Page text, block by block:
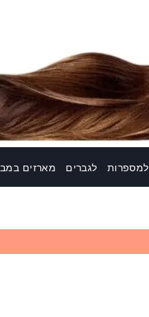
למספרות לגברים מארזים